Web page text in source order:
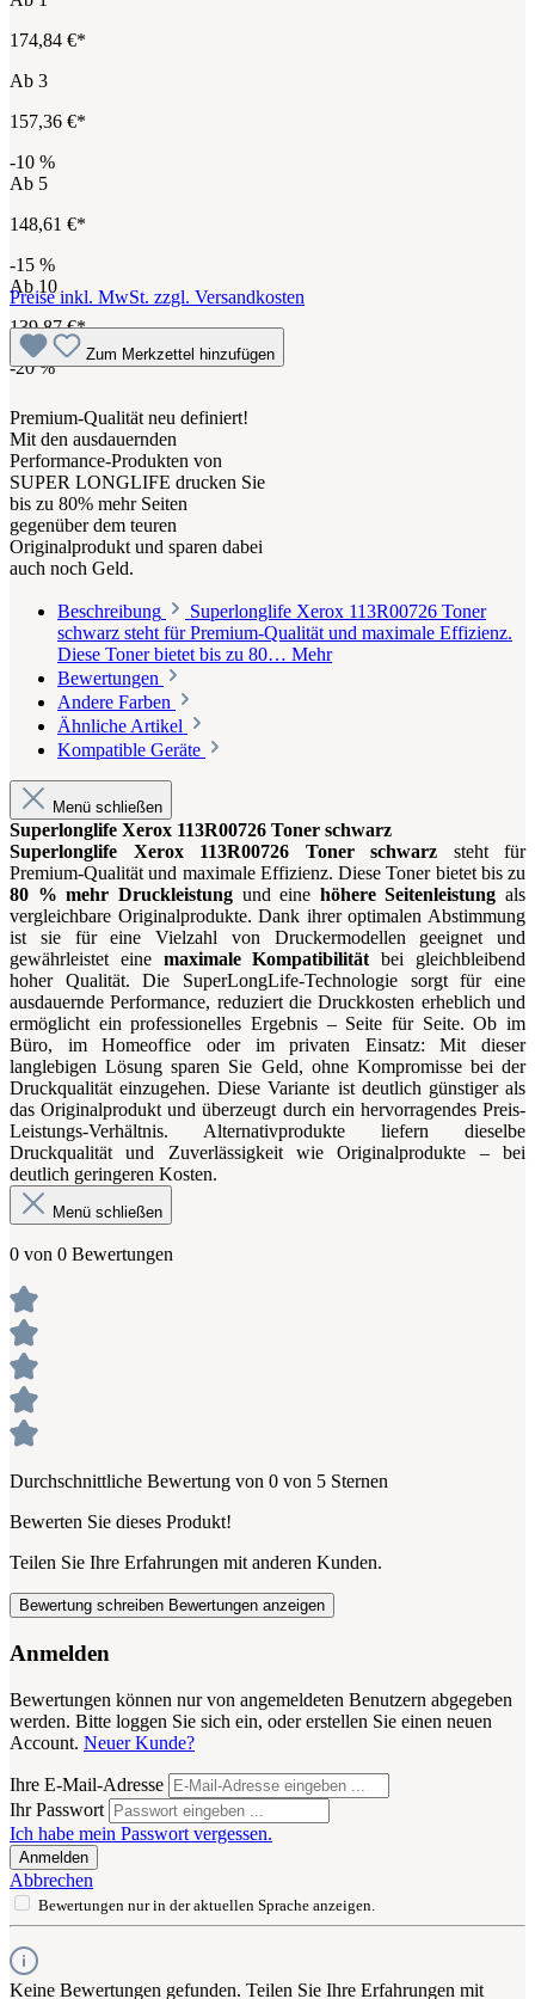
174,84 €*
Ab 3
157,36 €*
-10 %
Ab 5
148,61 €*
-15 %
Ab10
139,87 €*
-20%
Preise inkl. MwSt. zzgl. Versandkosten
Zum Merkzettel hinzufügen
Premium-Qualität neu definiert!
Mit den ausdauernden
Performance-Produkten von
SUPER LONGLIFE drucken Sie
bis zu 80% mehr Seiten
gegenüber dem teuren
Originalprodukt und sparen dabei
auch noch Geld.
Beschreibung
Superlonglife Xerox 113R00726 Toner
schwarz steht für Premium-Qualität und maximale Effizienz.
Diese Toner bietet bis zu 80… Mehr
Bewertungen
Andere Farben
Ähnliche Artikel
Kompatible Geräte
Menü schließen
Superlonglife Xerox 113R00726 Toner schwarz
Superlonglife Xerox 113R00726 Toner schwarz steht für
Premium-Qualität und maximale Effizienz. Diese Toner bietet bis zu
80 % mehr Druckleistungund eine höhere Seitenleistung als
vergleichbare Originalprodukte. Dank ihrer optimalen Abstimmung
ist sie für eine Vielzahl von Druckermodellen geeignet und
gewährleistet eine maximale Kompatibilitätbei gleichbleibend
hoher Qualität. Die SuperLongLife-Technologie sorgt für eine
ausdauernde Performance, reduziert die Druckkosten erheblich und
ermöglicht ein professionelles Ergebnis – Seite für Seite. Ob im
Büro, im Homeoffice oder im privaten Einsatz: Mit dieser
langlebigen Lösung sparen Sie Geld, ohne Kompromisse bei der
Druckqualität einzugehen. Diese Variante ist deutlich günstiger als
das Originalprodukt und überzeugt durch ein hervorragendes Preis-
Leistungs-Verhältnis. Alternativprodukte liefern dieselbe
Druckqualität und Zuverlässigkeit wie Originalprodukte – bei
deutlich geringeren Kosten.
Menü schließen
0 von 0 Bewertungen
Durchschnittliche Bewertung von 0 von 5 Sternen
Bewerten Sie dieses Produkt!
Teilen Sie Ihre Erfahrungen mit anderen Kunden.
Bewertung schreiben Bewertungen anzeigen
Anmelden
Bewertungen können nur von angemeldeten Benutzern abgegeben
werden. Bitte loggen Sie sich ein, oder erstellen Sie einen neuen
Account. Neuer Kunde?
Ihre E-Mail-Adresse
Ihr Passwort
Ich habe mein Passwort vergessen.
Anmelden
Abbrechen
Bewertungen nur in der aktuellen Sprache anzeigen.
Keine Bewertungen gefunden. Teilen Sie Ihre Erfahrungen mit